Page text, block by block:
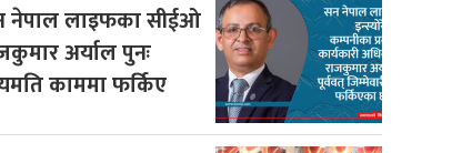
नेपाल लाइफका सीईओ
अर्याल पुनः
काममा फर्किए